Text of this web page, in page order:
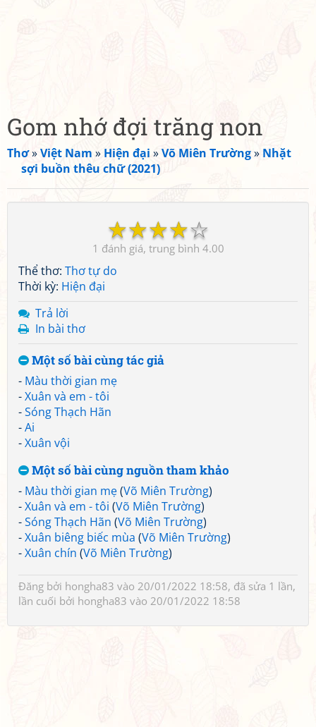
Gom nhớ đợi trăng non
Thơ»Việt Nam » Hiện đại »Võ Miên Trường» Nhặt
sợi buồn thêu chữ (2021)
☆
☆
☆
☆
☆
1 4.00
Thể thơ: Thơ tự do
Thời kỳ: Hiện đại
Trả lời
In bài thơ
Một số bài cùng tác giả
- Màu thời gian mẹ
-Xuân và em - tôi
-Sóng Thạch Hãn
-Ai
-Xuân vội
Một số bài cùng nguồn tham khảo
- Màu thời gian mẹ(Võ Miên Trường)
-Xuân và em - tôi (Võ Miên Trường)
-Sóng Thạch Hãn (Võ Miên Trường)
-Xuân biêng biếc mùa (Võ Miên Trường)
-Xuân chín (Võ Miên Trường)
Đăng bởi hongha83 vào 20/01/2022 18:58, đã sửa 1 lần,
lần cuối bởi hongha83 vào 20/01/2022 18:58